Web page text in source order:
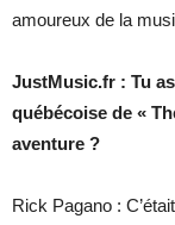
amoureux de la
JustMusic.fr : Tu
québécoise de «
aventure ?
Rick Pagano :